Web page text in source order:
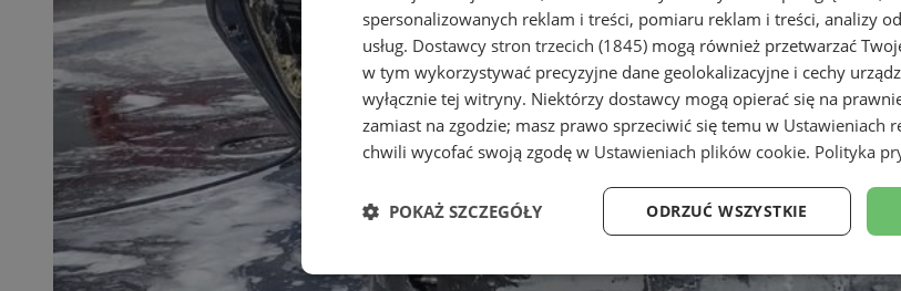
spersonalizowanych reklam i treści, pomiaru reklam i treści, analizy
usług. Dostawcy stron trzecich (1845) mogą również przetwarzać
w tym wykorzystywać precyzyjne dane geolokalizacyjne i cechy
wyłącznie tej witryny. Niektórzy dostawcy mogą opierać się na
zamiast na zgodzie; masz prawo sprzeciwić się temu w Ustawieniach
chwili wycofać swoją zgodę w Ustawieniach plików cookie. Polityka
ODRZUĆ WSZYSTKIE
POKAŻ SZCZEGÓŁY
Niezbędne Wydajność Targetowanie